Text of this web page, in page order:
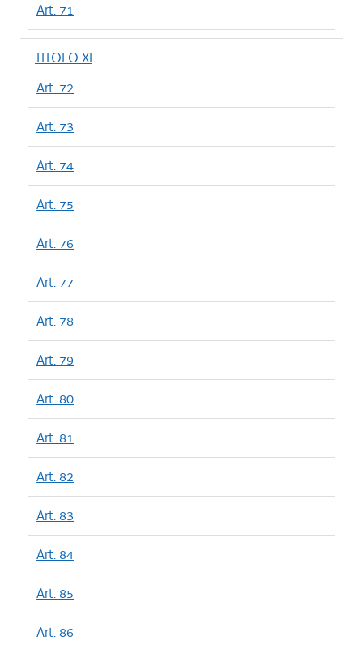
Art. 71
TITOLO XI
Art. 72
Art. 73
Art. 74
Art. 75
Art. 76
Art. 77
Art. 78
Art. 79
Art. 80
Art. 81
Art. 82
Art. 83
Art. 84
Art. 85
Art. 86